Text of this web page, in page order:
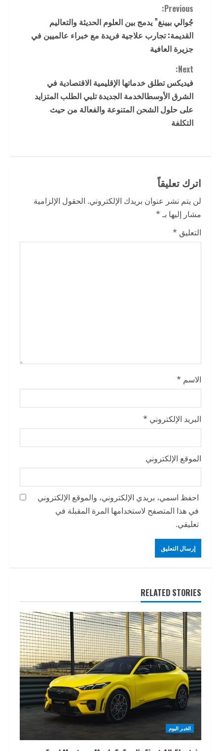
C
o
n
t
i
n
R
e
a
d
Previous:
جُوالي بيينغ” يدمج بين العلوم الحديثة والتعاليم
القديمة: تجارب علاجية فريدة مع خبراء عالميين في
جزيرة العافية
Next:
فيديكس تطلق خدماتها الإقليمية الاقتصادية في
الشرق الأوسطالخدمة الجديدة تلبي الطلب المتزايد
على حلول الشحن المتنوعة والفعالة من حيث
التكلفة
اترك تعليقاً
لن يتم نشر عنوان بريدك الإلكتروني. الحقول الإلزامية
مشار إليها بـ*
التعليق *
الاسم *
البريد الإلكتروني *
الموقع الإلكتروني
احفظ اسمي، بريدي الإلكتروني، والموقع الإلكتروني
في هذا المتصفح لاستخدامها المرة المقبلة في
تعليقي.
RELATED STORIES
الخبر اليوم